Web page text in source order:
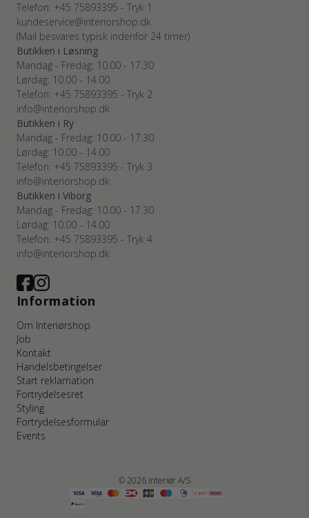
Telefon: +45 75893395 - Tryk 1
kundeservice@interiorshop.dk
(Mail besvares typisk indenfor 24 timer)
Butikken i Løsning
Mandag - Fredag: 10.00 - 17.30
Lørdag: 10.00 - 14.00
Telefon: +45 75893395 - Tryk 2
info@interiorshop.dk
Butikken i Ry
Mandag - Fredag: 10.00 - 17.30
Lørdag: 10.00 - 14.00
Telefon: +45 75893395 - Tryk 3
info@interiorshop.dk
Butikken i Viborg
Mandag - Fredag: 10.00 - 17.30
Lørdag: 10.00 - 14.00
Telefon: +45 75893395 - Tryk 4
info@interiorshop.dk
Information
Om Interiørshop
Job
Kontakt
Handelsbetingelser
Start reklamation
Fortrydelsesret
Styling
Fortrydelsesformular
Events
© 2026 Interiør A/S